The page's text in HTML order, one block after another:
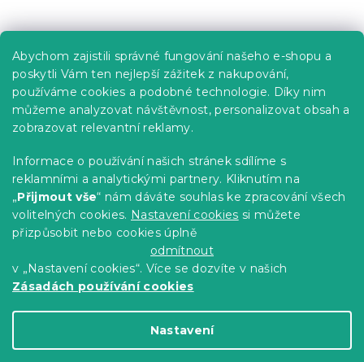
Abychom zajistili správné fungování našeho e-shopu a
poskytli Vám ten nejlepší zážitek z nakupování,
používáme cookies a podobné technologie. Díky nim
můžeme analyzovat návštěvnost, personalizovat obsah a
zobrazovat relevantní reklamy.
Informace o používání našich stránek sdílíme s
reklamními a analytickými partnery. Kliknutím na
„Přijmout vše“ nám dáváte souhlas ke zpracování všech
volitelných cookies. Nastavení cookies si můžete
přizpůsobit nebo cookies úplně
odmítnout
v „Nastavení cookies“. Více se dozvíte v našich
Zásadách používání cookies
Nastavení
Kariéra
Poptávky a B2B spolupráce
Proč se u nás registrovat?
Věrnostní program - Sleva až 10 %
Návody
Tabulky velikostí
Blog
Vytvořil Shoptet Premium